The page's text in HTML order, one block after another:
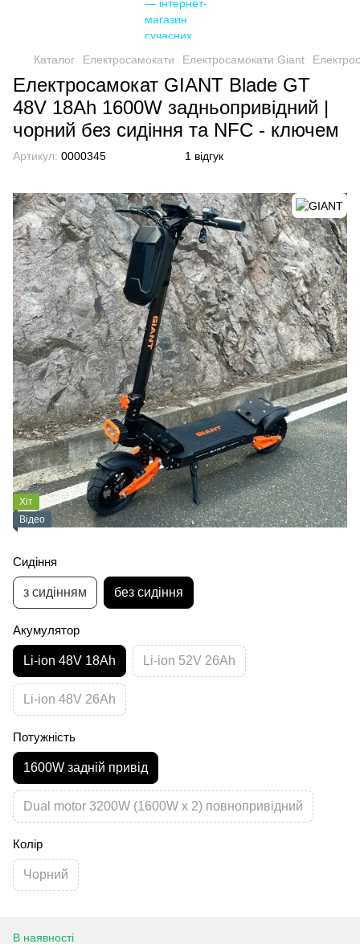
Каталог Електросамокати Електросамокати Giant
Електросамокат GIANT Blade GT
48V 18Ah 1600W задньопривідний |
чорний без сидіння та NFC - ключем
Артикул: 0000345 1 відгук
Хіт
Відео
Сидіння
з сидінням без сидіння
Акумулятор
Li-ion 48V 18Ah Li-ion 52V 26Ah
Li-ion 48V 26Ah
Потужність
1600W задній привід
Dual motor 3200W (1600W x 2) повнопривідний
Колір
Чорний
В наявності